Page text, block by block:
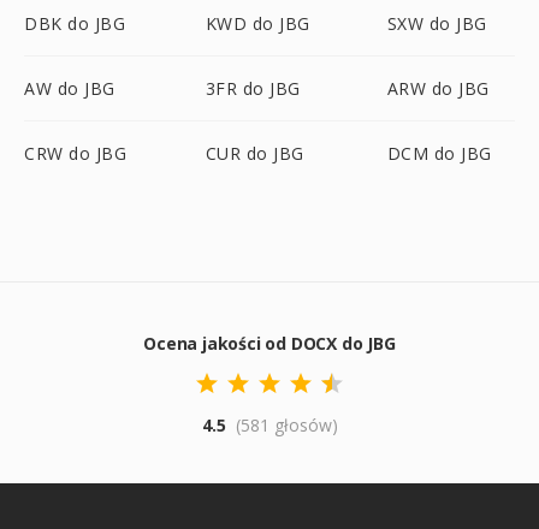
DBK do JBG KWD do JBG SXW do JBG
AW do JBG 3FR do JBG ARW do JBG
CRW do JBG CUR do JBG DCM do JBG
Ocena jakości od DOCX do JBG
4.5 (581 głosów)